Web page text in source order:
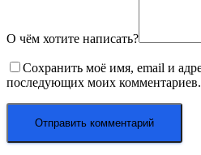
О чём хотите написать?
Сохранить моё имя, email и
последующих моих комментариев.